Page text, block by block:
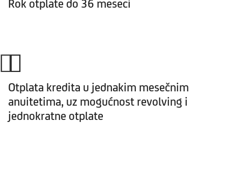
Rok otplate do 36 meseci
Otplata kredita u jednakim mesečnim
anuitetima, uz mogućnost revolving i
jednokratne otplate